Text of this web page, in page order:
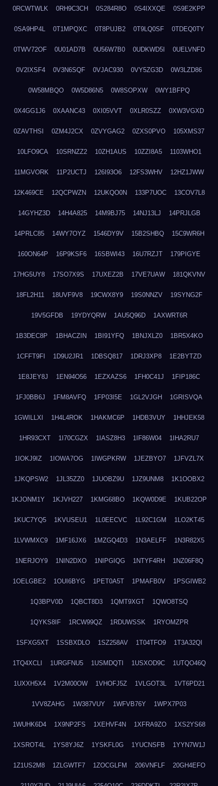
0RCWTWLK 0RH9C3CH 0S284R8O 0S4IXXQE 0S9E2KPP
0SA9HP4L 0T1MPQXC 0T8PUJB2 0T9LQ0SF 0TDEQ0TY
0TWV72OF 0U01AD7B 0U56W7B0 0UDKWD5I 0UELVNFD
0V2IXSF4 0V3N6SQF 0VJAC930 0VY5ZG3D 0W3LZD86
0W58MBQO 0W5D86N5 0W8SOPXW 0WY1BFPQ
0X4GG1J6 0XAANC43 0XI05VVT 0XLR0SZZ 0XW3VGXD
0ZAVTHSI 0ZM4J2CX 0ZVYGAG2 0ZXS0PVO 105XMS37
10LFO9CA 10SRNZZ2 10ZH1AUS 10ZZI8A5 1103WHO1
11MGVORK 11P2UCTJ 126I93O6 12FS3WHV 12HZ1JWW
12K469CE 12QCPWZN 12UKQO0N 133P7UOC 13COV7L8
14GYHZ3D 14H4A825 14M9BJ75 14NJ13LJ 14PRJLGB
14PRLC85 14WY7OYZ 1546DY9V 15B2SHBQ 15C9WR6H
160ON64P 16P9KSF6 16SBWI43 16U7RZJT 179PIGYE
17HG5UY8 17SO7X9S 17UXEZ2B 17VE7UAW 181QKVNV
18FL2H11 18UVF9V8 19CWX8Y9 19S0NNZV 19SYNG2F
19V5GFDB 19YDYQRW 1AU5Q96D 1AXWRT6R
1B3DEC8P 1BHACZIN 1BI91YFQ 1BNJXLZ0 1BR5X4KO
1CFFT9FI 1D9U2JR1 1DBSQ817 1DRJ3XP8 1E2BYTZD
1E8JEY8J 1EN94O56 1EZXAZS6 1FH0C41J 1FIP186C
1FJ0BB6J 1FM8AVFQ 1FP03I5E 1GL2VJGH 1GRISVQA
1GWILLXI 1H4L4ROK 1HAKMC6P 1HDB3VUY 1HHJEK58
1HR93CXT 1I70CGZX 1IASZ8H3 1IF86W04 1IHA2RU7
1IOKJ9IZ 1IOWA7OG 1IWGPKRW 1JEZBYO7 1JFVZL7X
1JKQPSW2 1JL35ZZ0 1JUOBZ9U 1JZ9UNM8 1K1OOBX2
1KJONM1Y 1KJVH227 1KMG68BO 1KQW0D9E 1KUB22OP
1KUC7YQ5 1KVUSEU1 1L0EECVC 1L92C1GM 1LO2KT45
1LVWMXC9 1MF16JX6 1MZGQ4D3 1N3AELFF 1N3R82X5
1NERJOY9 1NIN2DXO 1NIPGIQG 1NTYF4RH 1NZ06F8Q
1OELGBE2 1OUI6BYG 1PET0A5T 1PMAFB0V 1PSGIWB2
1Q3BPV0D 1QBCT8D3 1QMT9XGT 1QWO8TSQ
1QYKS8IF 1RCW99QZ 1RDUWSSK 1RYOMZPR
1SFXG5XT 1SSBXDLO 1SZ258AV 1T04TFO9 1T3A32QI
1TQ4XCLI 1URGFNU5 1USMDQTI 1USXOD9C 1UTQO46Q
1UXXH5X4 1V2M00OW 1VHOFJ5Z 1VLGOT3L 1VT6PD21
1VV8ZAHG 1W387VUY 1WFVB76Y 1WPX7P03
1WUHK6D4 1X9NP2FS 1XEHVF4N 1XFRA9ZO 1XS2YS68
1XSROT4L 1YS8YJ6Z 1YSKFL0G 1YUCNSFB 1YYN7W1J
1Z1US2M8 1ZLGWTF7 1ZOCGLFM 206VNFLF 20GH4EFO